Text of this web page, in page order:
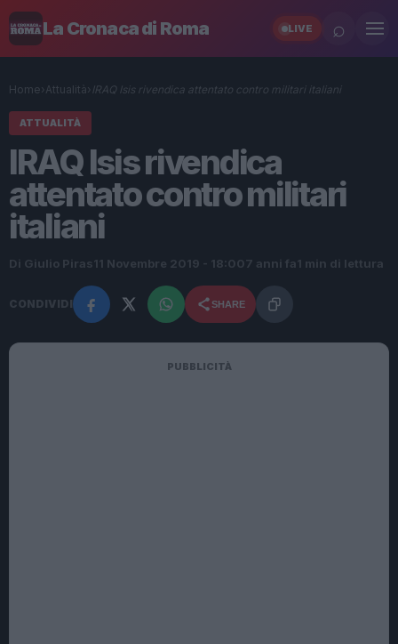
La Cronaca di Roma LIVE ⌕
Home› Attualità› IRAQ Isis rivendica attentato contro militari italiani
ATTUALITÀ
IRAQ Isis rivendica
attentato contro militari
italiani
Di Giulio Piras 11 Novembre 2019 - 18:007 anni fa 1 min di lettura
CONDIVIDI SHARE
PUBBLICITÀ